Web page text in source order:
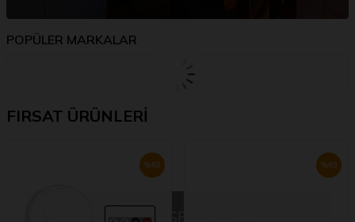
BAHÇE AKSESUARLARI
POPÜLER MARKALAR
FIRSAT ÜRÜNLERİ
%62 %63